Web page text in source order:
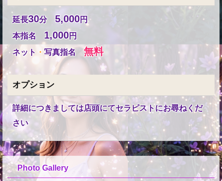
延長30分 5,000円
本指名 1,000円
ネット ・ 写真指名 無料
オプション
詳細につきましては店頭にてセラピストにお尋ねくだ
さい
Photo Gallery